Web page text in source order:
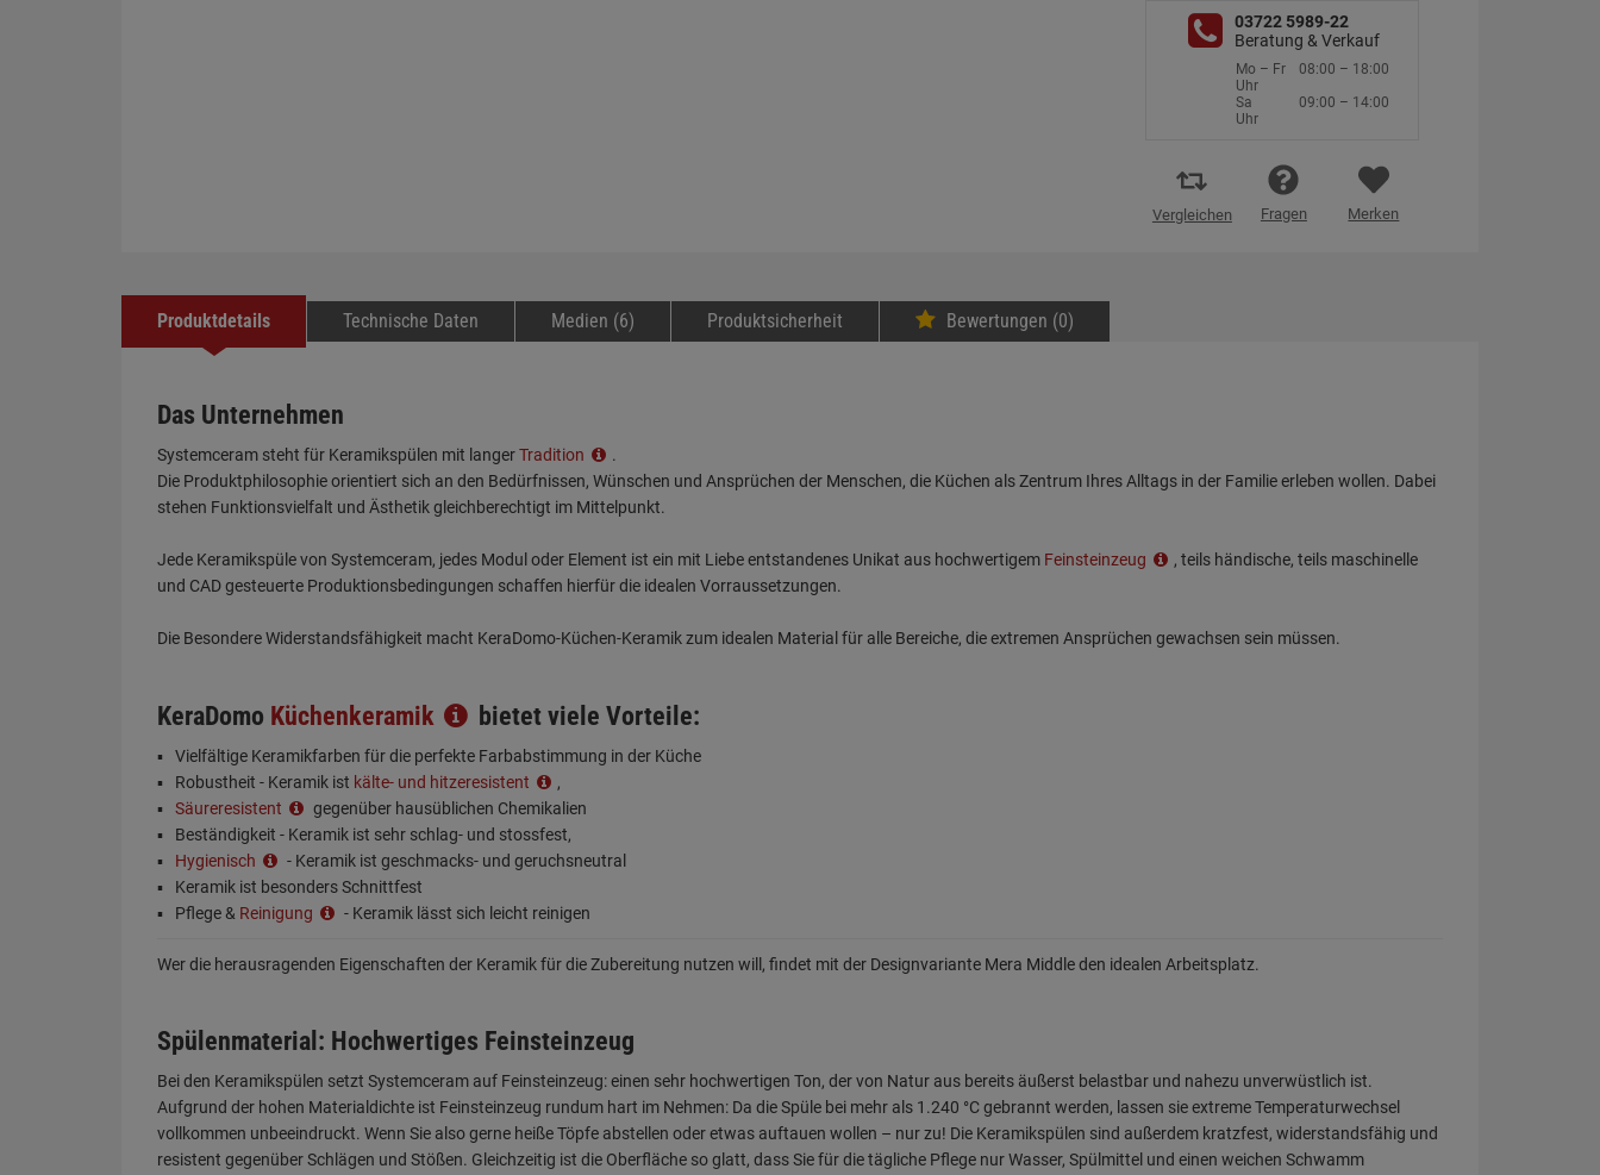
03722 5989-22
Beratung & Verkauf
Mo – Fr
08:00 – 18:00
Uhr
Sa
09:00 – 14:00
Uhr
Vergleichen Fragen Merken
Produktdetails Technische Daten Medien (6) Produktsicherheit Bewertungen (0)
Das Unternehmen
Systemceram steht für Keramikspülen mit langerTradition
.
Die Produktphilosophie orientiert sich an den Bedürfnissen, Wünschen und Ansprüchen der Menschen, die Küchen als Zentrum Ihres Alltags in der Familie erleben wollen. Dabei
stehen Funktionsvielfalt und Ästhetik gleichberechtigt im Mittelpunkt.
Jede Keramikspüle von Systemceram, jedes Modul oder Element ist ein mit Liebe entstandenes Unikat aus hochwertigem Feinsteinzeug
, teils händische, teils maschinelle
und CAD gesteuerte Produktionsbedingungen schaffen hierfür die idealen Vorraussetzungen.
Die Besondere Widerstandsfähigkeit macht KeraDomo-Küchen-Keramik zum idealen Material für alle Bereiche, die extremen Ansprüchen gewachsen sein müssen.
KeraDomo Küchenkeramik bietet viele Vorteile:
Vielfältige Keramikfarben für die perfekte Farbabstimmung in der Küche
Robustheit - Keramik ist kälte- und hitzeresistent
,
Säureresistent
gegenüber hausüblichen Chemikalien
Beständigkeit - Keramik ist sehr schlag- und stossfest,
Hygienisch
- Keramik ist geschmacks- und geruchsneutral
Keramik ist besonders Schnittfest
Pflege & Reinigung - Keramik lässt sich leicht reinigen
Wer die herausragenden Eigenschaften der Keramik für die Zubereitung nutzen will, findet mit der Designvariante Mera Middle den idealen Arbeitsplatz.
Spülenmaterial: Hochwertiges Feinsteinzeug
Bei den Keramikspülen setzt Systemceram auf Feinsteinzeug: einen sehr hochwertigen Ton, der von Natur aus bereits äußerst belastbar und nahezu unverwüstlich ist.
Aufgrund der hohen Materialdichte ist Feinsteinzeug rundum hart im Nehmen: Da die Spüle bei mehr als 1.240 °C gebrannt werden, lassen sie extreme Temperaturwechsel
vollkommen unbeeindruckt. Wenn Sie also gerne heiße Töpfe abstellen oder etwas auftauen wollen – nur zu! Die Keramikspülen sind außerdem kratzfest, widerstandsfähig und
resistent gegenüber Schlägen und Stößen. Gleichzeitig ist die Oberfläche so glatt, dass Sie für die tägliche Pflege nur Wasser, Spülmittel und einen weichen Schwamm